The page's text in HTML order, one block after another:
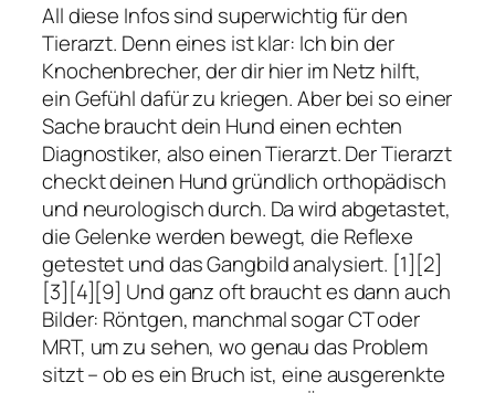
All diese Infos sind superwichtig für den
Tierarzt. Denn eines ist klar: Ich bin der
Knochenbrecher, der dir hier im Netz hilft,
ein Gefühl dafür zu kriegen. Aber bei so einer
Sache braucht dein Hund einen echten
Diagnostiker, also einen Tierarzt. Der Tierarzt
checkt deinen Hund gründlich orthopädisch
und neurologisch durch. Da wird abgetastet,
die Gelenke werden bewegt, die Reflexe
getestet und das Gangbild analysiert. [1][2]
[3][4][9] Und ganz oft braucht es dann auch
Bilder: Röntgen, manchmal sogar CT oder
MRT, um zu sehen, wo genau das Problem
sitzt – ob es ein Bruch ist, eine ausgerenkte